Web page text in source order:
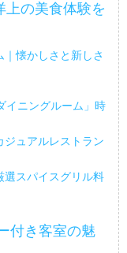
の美食体験を
懐かしさと新しさ
イニングルーム」時
ュアルレストラン
スパイスグリル料
付き客室の魅